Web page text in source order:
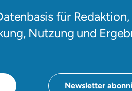
für
Nutzung und
Newsletter